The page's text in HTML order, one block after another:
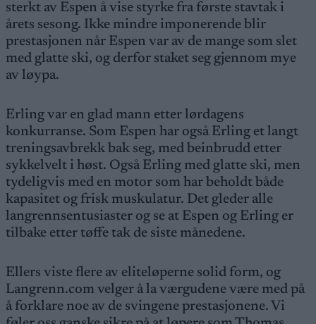
sterkt av Espen å vise styrke fra første stavtak i
årets sesong. Ikke mindre imponerende blir
prestasjonen når Espen var av de mange som slet
med glatte ski, og derfor staket seg gjennom mye
av løypa.
Erling var en glad mann etter lørdagens
konkurranse. Som Espen har også Erling et langt
treningsavbrekk bak seg, med beinbrudd etter
sykkelvelt i høst. Også Erling med glatte ski, men
tydeligvis med en motor som har beholdt både
kapasitet og frisk muskulatur. Det gleder alle
langrennsentusiaster og se at Espen og Erling er
tilbake etter tøffe tak de siste månedene.
Ellers viste flere av eliteløperne solid form, og
Langrenn.com velger å la værgudene være med på
å forklare noe av de svingene prestasjonene. Vi